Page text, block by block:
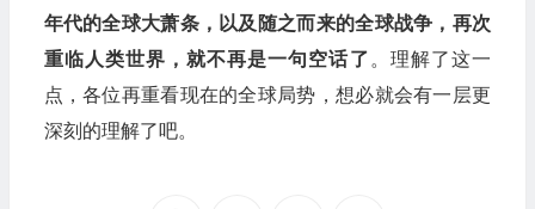
年代的全球大萧条，以及随之而来的全球战争，再次
重临人类世界，就不再是一句空话了 。理解了这一
点，各位再重看现在的全球局势，想必就会有一层更
深刻的理解了吧。